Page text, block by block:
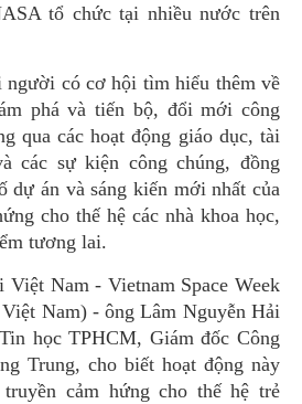
tổ chức tại nhiều nước trên
có cơ hội tìm hiểu thêm về
phá và tiến bộ, đổi mới công
qua các hoạt động giáo dục, tài
các sự kiện công chúng, đồng
dự án và sáng kiến mới nhất của
cho thế hệ các nhà khoa học,
tương lai.
Nam - Vietnam Space Week
Nam) - ông Lâm Nguyễn Hải
học TPHCM, Giám đốc Công
Trung, cho biết hoạt động này
cảm hứng cho thế hệ trẻ